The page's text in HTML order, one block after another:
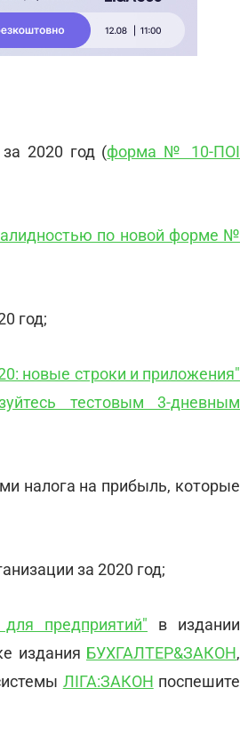
2020 год (форма № 10-ПОІ
по новой форме №
год;
новые строки и приложения"
тестовым 3-дневным
налога на прибыль, которые
за 2020 год;
предприятий" в издании
издания БУХГАЛТЕР&ЗАКОН,
ЛІГА:ЗАКОН поспешите